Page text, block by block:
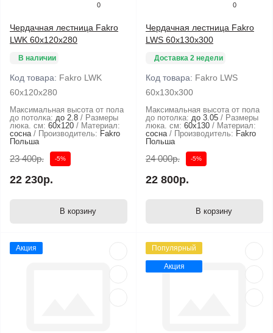
0
Чердачная лестница Fakro
LWK 60х120х280
В наличии
Код товара: Fakro LWK
60х120х280
Максимальная высота от пола
до потолка: до 2.8
Размеры
люка. см: 60x120
Материал:
сосна
Производитель: Fakro
Польша
23 400р. -5%
22 230р.
В корзину
0
Чердачная лестница Fakro
LWS 60х130х300
Доставка 2 недели
Код товара: Fakro LWS
60х130х300
Максимальная высота от пола
до потолка: до 3.05
Размеры
люка. см: 60x130
Материал:
сосна
Производитель: Fakro
Польша
24 000р. -5%
22 800р.
В корзину
Акция Популярный
Акция